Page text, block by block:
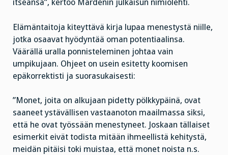
itseänsä”, kertoo Mardenin julkaisun nimiölehti.
Elämäntaitoja kiteyttävä kirja lupaa menestystä niille,
jotka osaavat hyödyntää oman potentiaalinsa.
Väärällä uralla ponnisteleminen johtaa vain
umpikujaan. Ohjeet on usein esitetty koomisen
epäkorrektisti ja suorasukaisesti:
”Monet, joita on alkujaan pidetty pölkkypäinä, ovat
saaneet ystävällisen vastaanoton maailmassa siksi,
että he ovat työssään menestyneet. Joskaan tällaiset
esimerkit eivät todista mitään ihmeellistä kehitystä,
meidän pitäisi toki muistaa, että monet noista n.s.